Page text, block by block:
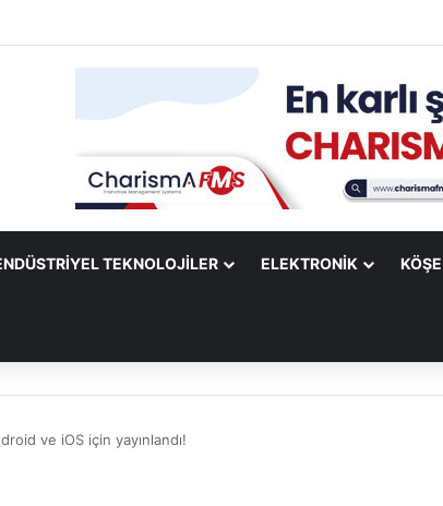
Mobile Uygulamasına Yeni Özellikler Ekliyor
TEKNOLOJILER ELEKTRONIK
ve iOS için yayınlandı!